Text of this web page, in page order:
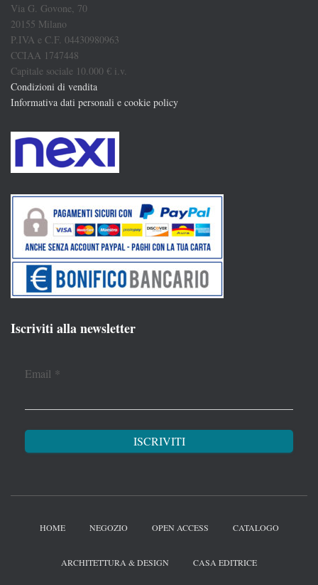
Via G. Govone, 70
20155 Milano
P.IVA e C.F. 04430980963
CCIAA 1747448
Capitale sociale 10.000 € i.v.
Condizioni di vendita
Informativa dati personali e cookie policy
Iscriviti alla newsletter
Email *
HOME NEGOZIO OPEN ACCESS CATALOGO
ARCHITETTURA & DESIGN CASA EDITRICE